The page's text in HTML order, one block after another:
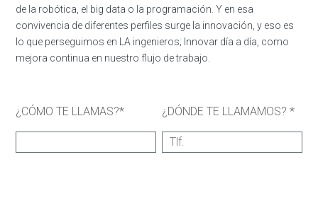
de la robótica, el big data o la programación. Y en esa
convivencia de diferentes perfiles surge la innovación, y eso es
lo que perseguimos en LA ingenieros; Innovar día a día, como
mejora continua en nuestro flujo de trabajo.
¿CÓMO TE LLAMAS?* ¿DÓNDE TE LLAMAMOS? *